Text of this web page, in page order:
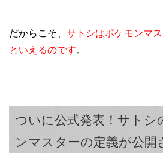
だからこそ、 サトシはポケモンマ
といえるのです。
ついに公式発表！サトシ
ンマスターの定義が公開